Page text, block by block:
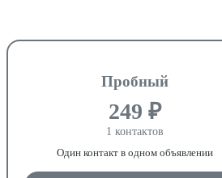
Пробный
249 ₽
1 контактов
Один контакт в одном объявлении